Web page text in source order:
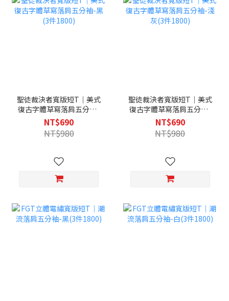
聖徒裁決者寬版短T｜美式
復古字體草寫落肩五分袖-
黑(3件1800)
NT$690
NT$980
聖徒裁決者寬版短T｜美式
復古字體草寫落肩五分袖-
淺灰(3件1800)
NT$690
NT$980